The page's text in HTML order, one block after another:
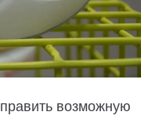
возможную